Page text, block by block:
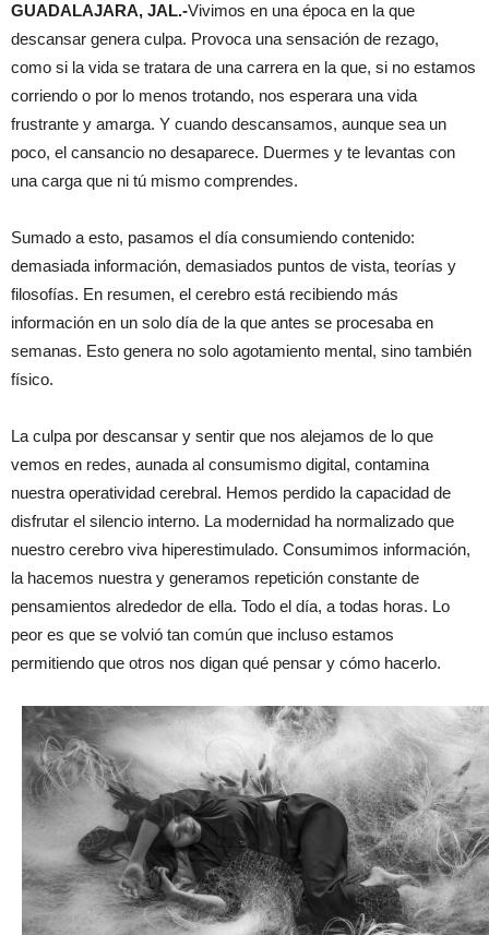
GUADALAJARA, JAL.-Vivimos en una época en la que
descansar genera culpa. Provoca una sensación de rezago,
como si la vida se tratara de una carrera en la que, si no estamos
corriendo o por lo menos trotando, nos esperara una vida
frustrante y amarga. Y cuando descansamos, aunque sea un
poco, el cansancio no desaparece. Duermes y te levantas con
una carga que ni tú mismo comprendes.
Sumado a esto, pasamos el día consumiendo contenido:
demasiada información, demasiados puntos de vista, teorías y
filosofías. En resumen, el cerebro está recibiendo más
información en un solo día de la que antes se procesaba en
semanas. Esto genera no solo agotamiento mental, sino también
físico.
La culpa por descansar y sentir que nos alejamos de lo que
vemos en redes, aunada al consumismo digital, contamina
nuestra operatividad cerebral. Hemos perdido la capacidad de
disfrutar el silencio interno. La modernidad ha normalizado que
nuestro cerebro viva hiperestimulado. Consumimos información,
la hacemos nuestra y generamos repetición constante de
pensamientos alrededor de ella. Todo el día, a todas horas. Lo
peor es que se volvió tan común que incluso estamos
permitiendo que otros nos digan qué pensar y cómo hacerlo.